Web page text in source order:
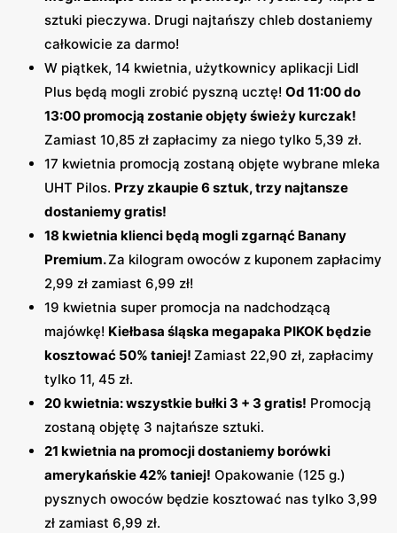
sztuki pieczywa. Drugi najtańszy chleb dostaniemy
całkowicie za darmo!
W piątkek, 14 kwietnia, użytkownicy aplikacji Lidl
Plus będą mogli zrobić pyszną ucztę! Od 11:00 do
13:00 promocją zostanie objęty świeży kurczak!
Zamiast 10,85 zł zapłacimy za niego tylko 5,39 zł.
17 kwietnia promocją zostaną objęte wybrane mleka
UHT Pilos. Przy zkaupie 6 sztuk, trzy najtansze
dostaniemy gratis!
18 kwietnia klienci będą mogli zgarnąć Banany
Premium.Za kilogram owoców z kuponem zapłacimy
2,99 zł zamiast 6,99 zł!
19 kwietnia super promocja na nadchodzącą
majówkę! Kiełbasa śląska megapaka PIKOK będzie
kosztować 50% taniej! Zamiast 22,90 zł, zapłacimy
tylko 11, 45 zł.
20 kwietnia: wszystkie bułki 3 + 3 gratis! Promocją
zostaną objętę 3 najtańsze sztuki.
21 kwietnia na promocji dostaniemy borówki
amerykańskie 42% taniej! Opakowanie (125 g.)
pysznych owoców będzie kosztować nas tylko 3,99
zł zamiast 6,99 zł.